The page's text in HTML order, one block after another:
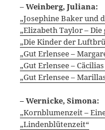
–Weinberg, Juliana:
„Josephine Baker und
„Elizabeth Taylor –
„Die Kinder der
„Gut Erlensee –
„Gut Erlensee –
„Gut Erlensee –
– Wernicke, Simona:
„Kornblumenzeit –
„Lindenblütenzeit“